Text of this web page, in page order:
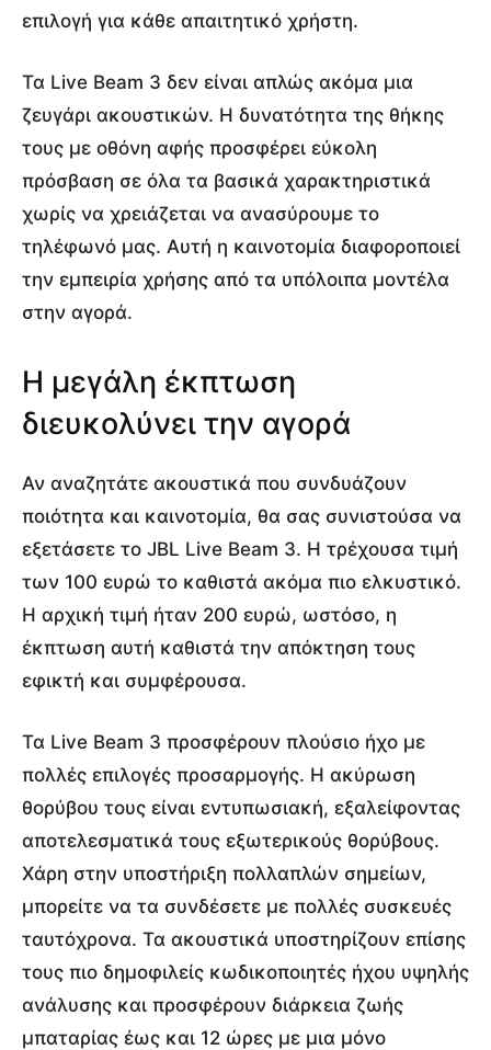
επιλογή για κάθε απαιτητικό χρήστη.
Τα Live Beam 3 δεν είναι απλώς ακόμα μια
ζευγάρι ακουστικών. Η δυνατότητα της θήκης
τους με οθόνη αφής προσφέρει εύκολη
πρόσβαση σε όλα τα βασικά χαρακτηριστικά
χωρίς να χρειάζεται να ανασύρουμε το
τηλέφωνό μας. Αυτή η καινοτομία διαφοροποιεί
την εμπειρία χρήσης από τα υπόλοιπα μοντέλα
στην αγορά.
Η μεγάλη έκπτωση
διευκολύνει την αγορά
Αν αναζητάτε ακουστικά που συνδυάζουν
ποιότητα και καινοτομία, θα σας συνιστούσα να
εξετάσετε το JBL Live Beam 3. Η τρέχουσα τιμή
των 100 ευρώ το καθιστά ακόμα πιο ελκυστικό.
Η αρχική τιμή ήταν 200 ευρώ, ωστόσο, η
έκπτωση αυτή καθιστά την απόκτηση τους
εφικτή και συμφέρουσα.
Τα Live Beam 3 προσφέρουν πλούσιο ήχο με
πολλές επιλογές προσαρμογής. Η ακύρωση
θορύβου τους είναι εντυπωσιακή, εξαλείφοντας
αποτελεσματικά τους εξωτερικούς θορύβους.
Χάρη στην υποστήριξη πολλαπλών σημείων,
μπορείτε να τα συνδέσετε με πολλές συσκευές
ταυτόχρονα. Τα ακουστικά υποστηρίζουν επίσης
τους πιο δημοφιλείς κωδικοποιητές ήχου υψηλής
ανάλυσης και προσφέρουν διάρκεια ζωής
μπαταρίας έως και 12 ώρες με μια μόνο